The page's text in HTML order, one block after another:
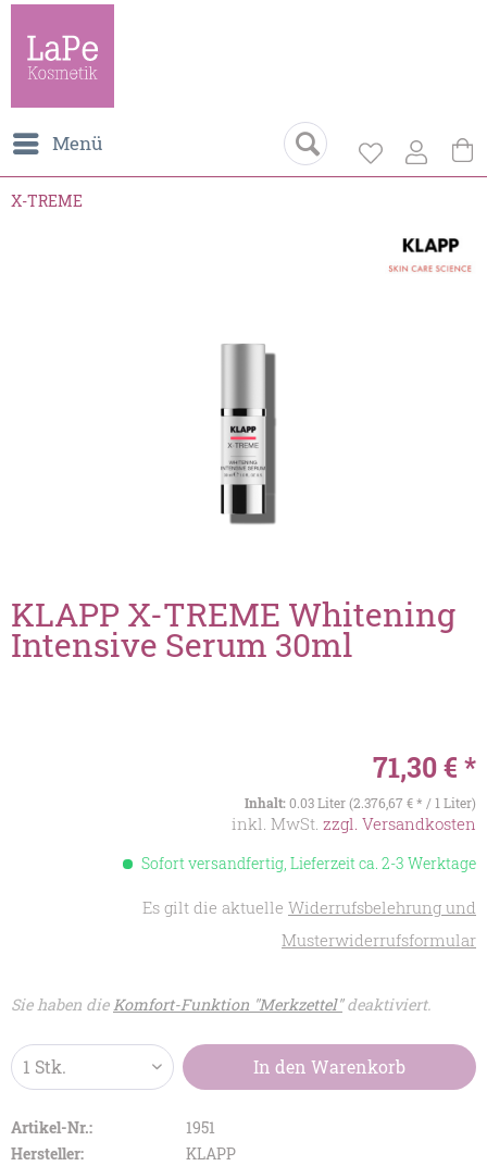
Menü
X-TREME
KLAPP X-TREME Whitening
Intensive Serum 30ml
71,30 € *
Inhalt:0.03 Liter (2.376,67 € * / 1 Liter)
inkl. MwSt. zzgl. Versandkosten
Sofort versandfertig, Lieferzeit ca. 2-3 Werktage
Es gilt die aktuelle Widerrufsbelehrung und
Musterwiderrufsformular
Sie haben dieKomfort-Funktion "Merkzettel"deaktiviert.
In den Warenkorb
Artikel-Nr.:
1951
Hersteller:
KLAPP